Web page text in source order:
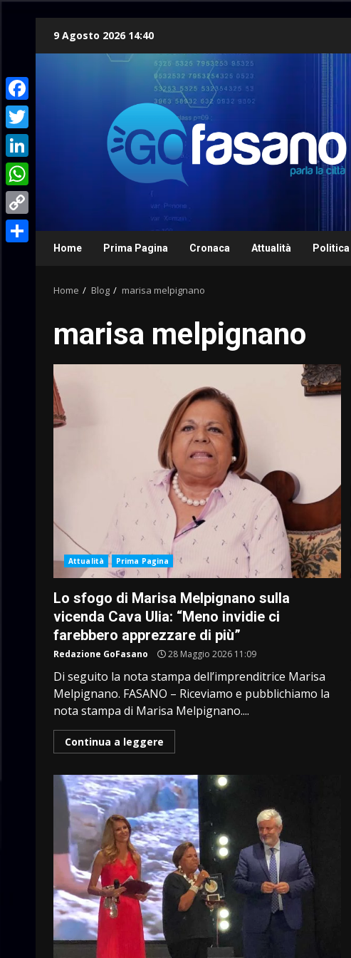
9 Agosto 2026 14:40
Home Prima Pagina Cronaca Attualità Politica
Home Blog marisa melpignano
marisa melpignano
Attualità Prima Pagina
Lo sfogo di Marisa Melpignano sulla
vicenda Cava Ulia: “Meno invidie ci
farebbero apprezzare di più”
Redazione GoFasano 28 Maggio 2026 11:09
Di seguito la nota stampa dell’imprenditrice Marisa
Melpignano. FASANO – Riceviamo e pubblichiamo la
nota stampa di Marisa Melpignano....
Continua a leggere
Facebook
Twitter
LinkedIn
WhatsApp
Copy